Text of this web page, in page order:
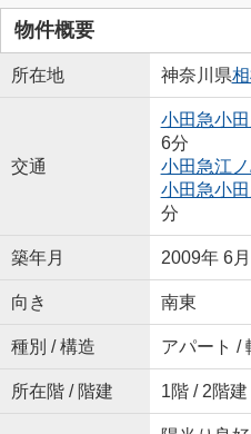
物件概要
所在地 神奈川県
交通
小田急小
6分
小田急江
小田急小
分
築年月 2009年 6
向き 南東
種別 / 構造 アパート /
所在階 / 階建 1階 / 2階建